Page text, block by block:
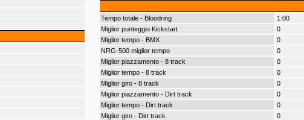
Tempo totale - Bloodring
1:00
Miglior punteggio Kickstart
0
Miglior tempo - BMX
0
NRG-500 miglior tempo
0
Miglior piazzamento - 8 track
0
Miglior tempo - 8 track
0
Miglior giro - 8 track
0
Miglior piazzamento - Dirt track
0
Miglior tempo - Dirt track
0
Miglior giro - Dirt track
0